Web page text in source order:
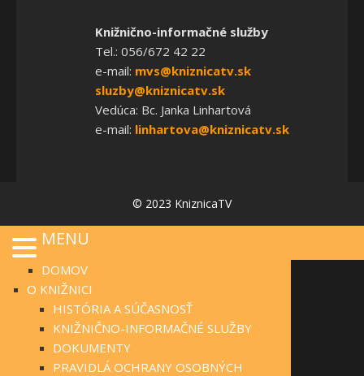
Knižnično-informačné služby
Tel.: 056/672 42 22
e-mail: mvs@kniznicatv.sk
sluzby@kniznicatv.sk
Vedúca: Bc. Janka Linhartová
e-mail: linhartova@kniznicatv.sk
© 2023 KniznicaTV
MENU
DOMOV
O KNIŽNICI
HISTÓRIA A SÚČASNOSŤ
KNIŽNIČNO-INFORMAČNÉ SLUŽBY
DOKUMENTY
PRAVIDLÁ OCHRANY OSOBNÝCH